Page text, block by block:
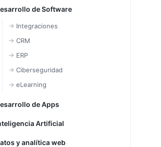
de Software
Integraciones
CRM
ERP
Ciberseguridad
eLearning
de Apps
Artificial
y analítica web